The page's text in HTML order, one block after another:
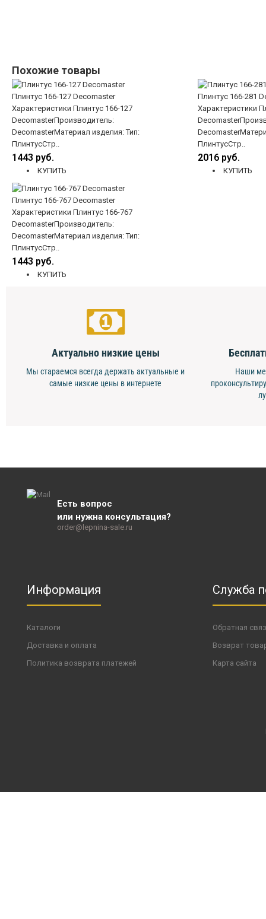
Похожие товары
Плинтус 166-127 Decomaster
Характеристики Плинтус 166-127
DecomasterПроизводитель:
DecomasterМатериал изделия: Тип:
ПлинтусСтр..
1443 руб.
КУПИТЬ
Плинтус 166-281
Характеристики
ПлинтусСтр..
2016 руб.
КУПИТЬ
Плинтус 166-767 Decomaster
Характеристики Плинтус 166-767
DecomasterПроизводитель:
DecomasterМатериал изделия: Тип:
ПлинтусСтр..
1443 руб.
КУПИТЬ
Актуально низкие цены
Мы стараемся всегда держать актуальные и
самые низкие цены в интернете
Наши
Есть вопрос
или нужна консультация?
order@lepnina-sale.ru
Информация
Каталоги
Доставка и оплата
Политика возврата платежей
Служба
Обратная
Возврат
Карта сайта